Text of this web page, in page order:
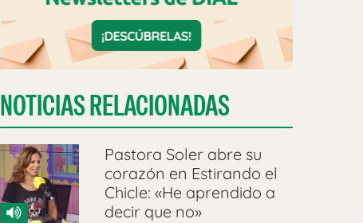
NOTICIAS RELACIONADAS
Pastora Soler abre su
corazón en Estirando el
Chicle: «He aprendido a
decir que no»